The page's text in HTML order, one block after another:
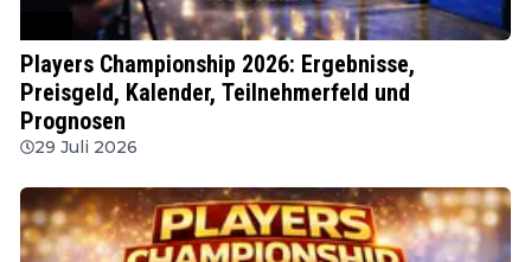
Players Championship 2026: Ergebnisse,
Preisgeld, Kalender, Teilnehmerfeld und
Prognosen
29 Juli 2026